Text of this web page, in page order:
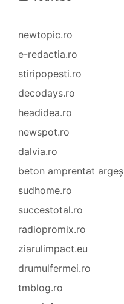
newtopic.ro
e-redactia.ro
stiripopesti.ro
decodays.ro
headidea.ro
newspot.ro
dalvia.ro
beton amprentat argeș
sudhome.ro
succestotal.ro
radiopromix.ro
ziarulimpact.eu
drumulfermei.ro
tmblog.ro